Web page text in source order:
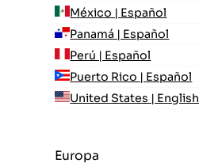
México | Español
Panamá | Español
Perú | Español
Puerto Rico | Español
United States | English
Europa